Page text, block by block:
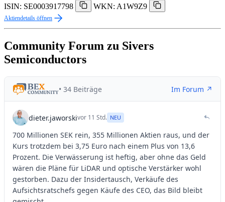
ISIN: SE0003917798
WKN: A1W9Z9
Aktiendetails öffnen
Community Forum zu Sivers
Semiconductors